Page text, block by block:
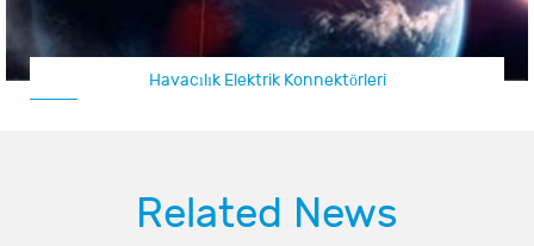
Havacılık Elektrik Konnektörleri
Related News